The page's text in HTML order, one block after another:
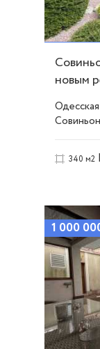
новым
12,5
340 м2 |
1 000